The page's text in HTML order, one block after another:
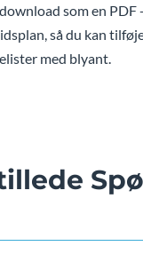
som en PDF
så du kan
med blyant.